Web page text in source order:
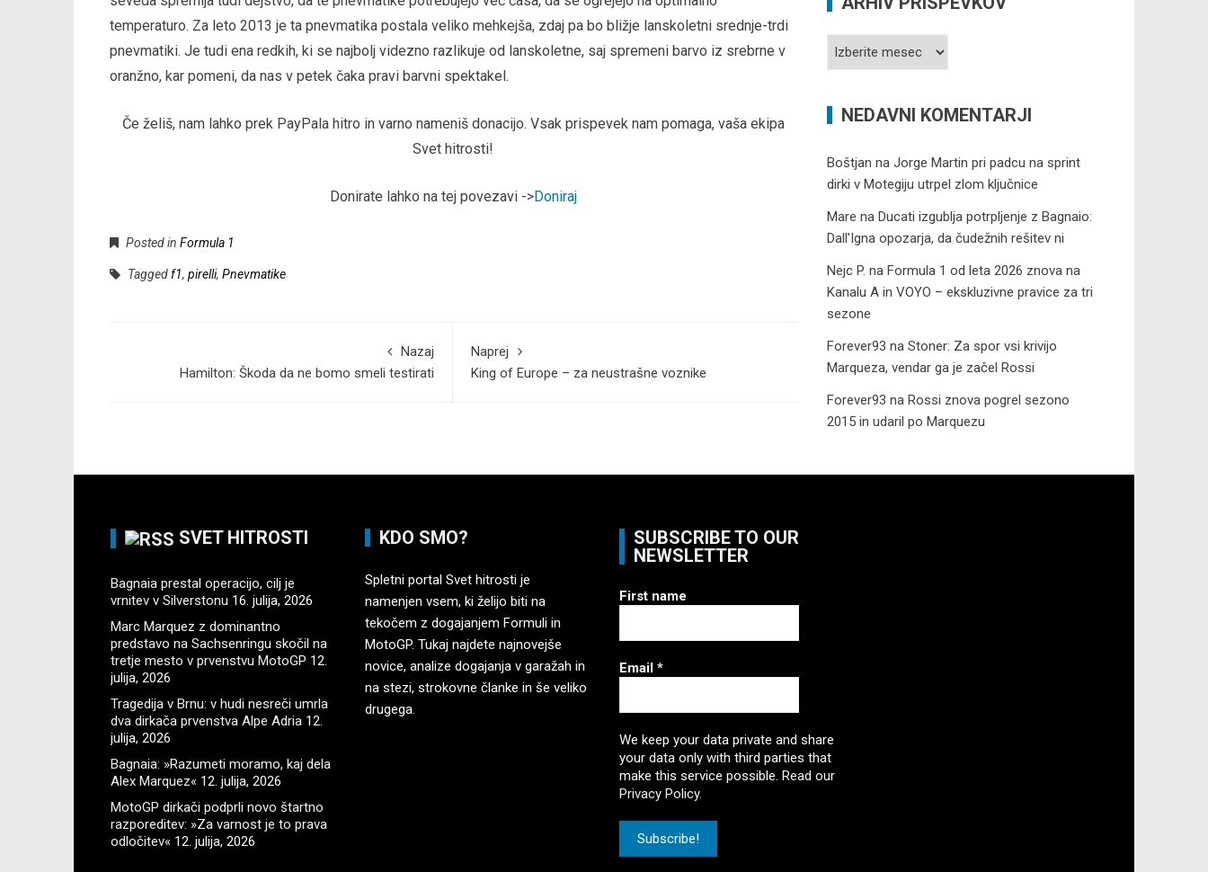
temperaturo. Za leto 2013 je ta pnevmatika postala veliko mehkejša, zdaj pa bo bližje lanskoletni srednje-trdi
pnevmatiki. Je tudi ena redkih, ki se najbolj videzno razlikuje od lanskoletne, saj spremeni barvo iz srebrne v
oranžno, kar pomeni, da nas v petek čaka pravi barvni spektakel.
Če želiš, nam lahko prek PayPala hitro in varno nameniš donacijo. Vsak prispevek nam pomaga, vaša ekipa
Svet hitrosti!
Donirate lahko na tej povezavi ->Doniraj
Posted in Formula 1
Taggedf1, pirelli, Pnevmatike
Nazaj
Hamilton: Škoda da ne bomo smeli testirati
Naprej
King of Europe – za neustrašne voznike
Arhiv
NEDAVNI KOMENTARJI
Boštjan na Jorge Martin pri padcu na sprint
dirki v Motegiju utrpel zlom ključnice
Mare na Ducati izgublja potrpljenje z Bagnaio:
Dall’Igna opozarja, da čudežnih rešitev ni
Nejc P. na Formula 1 od leta 2026 znova na
Kanalu A in VOYO – ekskluzivne pravice za tri
sezone
Forever93 na Stoner: Za spor vsi krivijo
Marqueza, vendar ga je začel Rossi
Forever93 na Rossi znova pogrel sezono
2015 in udaril po Marquezu
SVET HITROSTI
Bagnaia prestal operacijo, cilj je
vrnitev v Silverstonu 16. julija, 2026
Marc Marquez z dominantno
predstavo na Sachsenringu skočil na
tretje mesto v prvenstvu MotoGP 12.
julija, 2026
Tragedija v Brnu: v hudi nesreči umrla
dva dirkača prvenstva Alpe Adria 12.
julija, 2026
Bagnaia: »Razumeti moramo, kaj dela
Alex Marquez« 12. julija, 2026
MotoGP dirkači podprli novo štartno
razporeditev: »Za varnost je to prava
odločitev« 12. julija, 2026
KDO SMO?
Spletni portal Svet hitrosti je
namenjen vsem, ki želijo biti na
tekočem z dogajanjem Formuli in
MotoGP. Tukaj najdete najnovejše
novice, analize dogajanja v garažah in
na stezi, strokovne članke in še veliko
drugega.
SUBSCRIBE TO OUR
NEWSLETTER
First name
Email*
We keep your data private and share
your data only with third parties that
make this service possible.Read our
Privacy Policy.